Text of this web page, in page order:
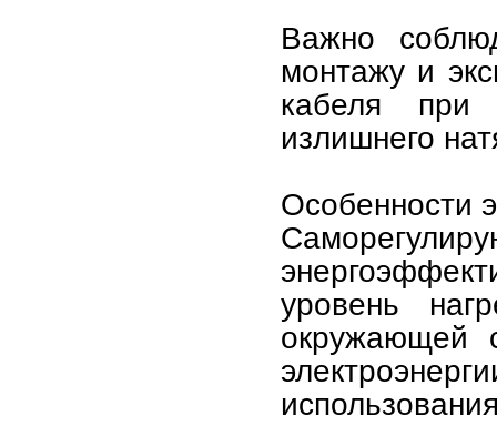
Важно
монтажу и
кабеля при
излишнего
Особенности
уровень
окружающей